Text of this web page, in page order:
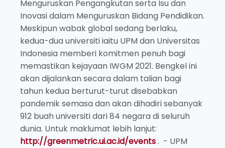
Menguruskan Pengangkutan serta Isu dan
Inovasi dalam Menguruskan Bidang Pendidikan.
Meskipun wabak global sedang berlaku,
kedua-dua universiti iaitu UPM dan Universitas
Indonesia memberi komitmen penuh bagi
memastikan kejayaan IWGM 2021. Bengkel ini
akan dijalankan secara dalam talian bagi
tahun kedua berturut-turut disebabkan
pandemik semasa dan akan dihadiri sebanyak
912 buah universiti dari 84 negara di seluruh
dunia. Untuk maklumat lebih lanjut:
http://greenmetric.ui.ac.id/events. - UPM